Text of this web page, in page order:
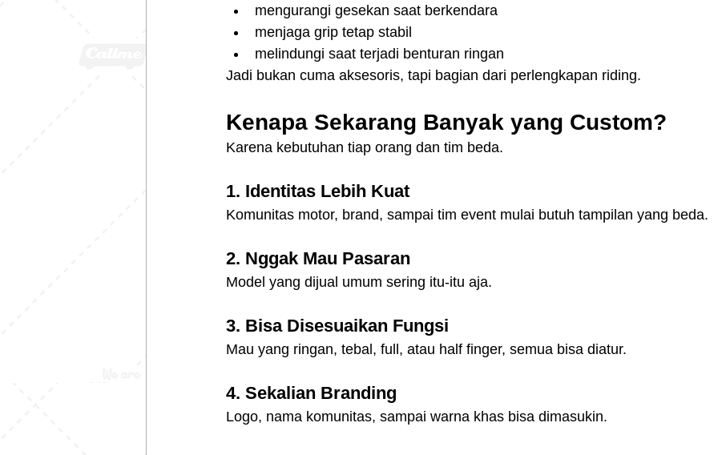
mengurangi gesekan saat berkendara
menjaga grip tetap stabil
melindungi saat terjadi benturan ringan
Jadi bukan cuma aksesoris, tapi bagian dari perlengkapan riding.
Kenapa Sekarang Banyak yang Custom?
Karena kebutuhan tiap orang dan tim beda.
1. Identitas Lebih Kuat
Komunitas motor, brand, sampai tim event mulai butuh tampilan yang beda.
2. Nggak Mau Pasaran
Model yang dijual umum sering itu-itu aja.
3. Bisa Disesuaikan Fungsi
Mau yang ringan, tebal, full, atau half finger, semua bisa diatur.
4. Sekalian Branding
Logo, nama komunitas, sampai warna khas bisa dimasukin.